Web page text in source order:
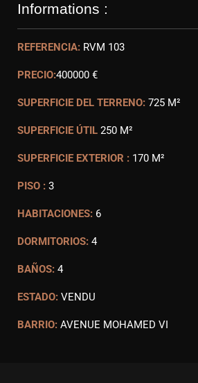
Informations :
REFERENCIA: RVM 103
PRECIO:400000 €
SUPERFICIE DEL TERRENO: 725 M²
SUPERFICIE ÚTIL 250 M²
SUPERFICIE EXTERIOR : 170 M²
PISO : 3
HABITACIONES: 6
DORMITORIOS: 4
BAÑOS: 4
ESTADO: VENDU
BARRIO: AVENUE MOHAMED VI